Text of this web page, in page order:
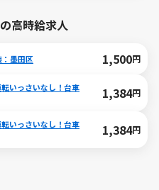
高時給求人
墨田区 1,500円
いっさいなし！台車
1,384円
いっさいなし！台車
1,384円